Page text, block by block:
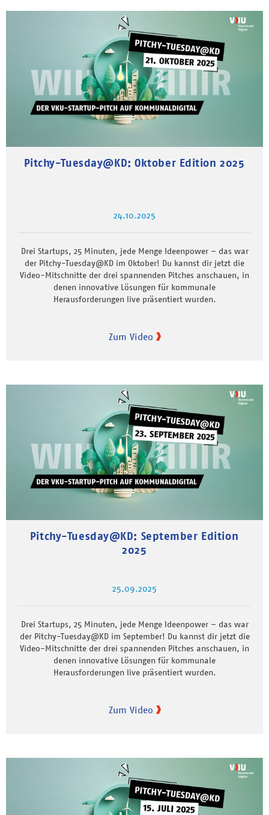
Pitchy-Tuesday@KD: Oktober Edition 2025
24.10.2025
Drei Startups, 25 Minuten, jede Menge Ideenpower – das war
der Pitchy-Tuesday@KD im Oktober! Du kannst dir jetzt die
Video-Mitschnitte der drei spannenden Pitches anschauen, in
denen innovative Lösungen für kommunale
Herausforderungen live präsentiert wurden.
Zum Video
Pitchy-Tuesday@KD: September Edition
2025
25.09.2025
Drei Startups, 25 Minuten, jede Menge Ideenpower – das war
der Pitchy-Tuesday@KD im September! Du kannst dir jetzt die
Video-Mitschnitte der drei spannenden Pitches anschauen, in
denen innovative Lösungen für kommunale
Herausforderungen live präsentiert wurden.
Zum Video